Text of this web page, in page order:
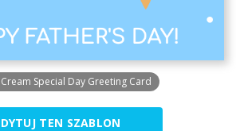
Special Day Greeting Card
TEN SZABLON